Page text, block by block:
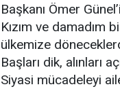
Başkanı Ömer
Kızım ve damadım
ülkemize
Başları dik, alınları
Siyasi mücadeleyi